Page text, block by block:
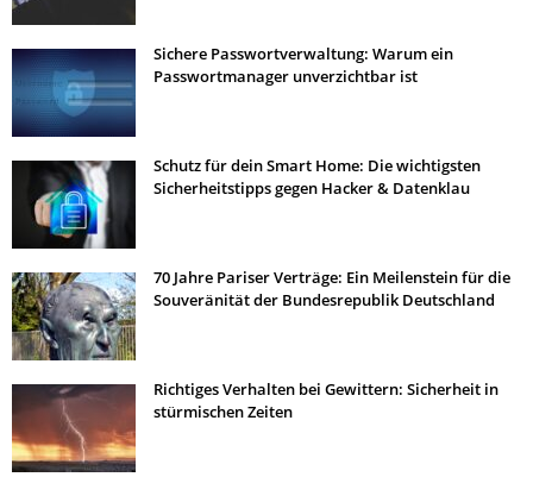
Sichere Passwortverwaltung: Warum ein
Passwortmanager unverzichtbar ist
Schutz für dein Smart Home: Die wichtigsten
Sicherheitstipps gegen Hacker & Datenklau
70 Jahre Pariser Verträge: Ein Meilenstein für die
Souveränität der Bundesrepublik Deutschland
Richtiges Verhalten bei Gewittern: Sicherheit in
stürmischen Zeiten